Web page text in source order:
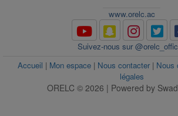
www.orelc.ac
Suivez-nous sur
Accueil | Mon espace| Nous contacter| Nous
légales
ORELC © 2026 | Powered by